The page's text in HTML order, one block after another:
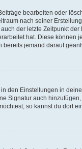
bearbeiten oder
nach seiner
der letzte Zeitpunkt
hat. Diese
jemand darauf
den Einstellungen in
Signatur auch
so kannst du dort